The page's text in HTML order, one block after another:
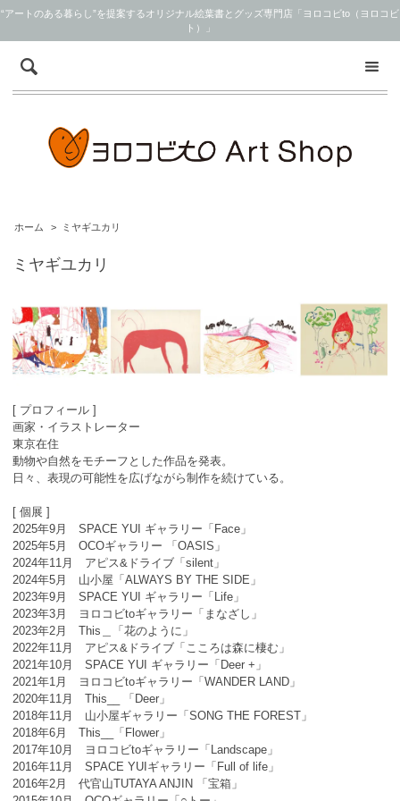
“アートのある暮らし”を提案するオリジナル絵葉書とグッズ専門店「ヨロコビto（ヨロコビ
ト）」
ホーム > ミヤギユカリ
ミヤギユカリ
[ プロフィール ]
画家・イラストレーター
東京在住
動物や自然をモチーフとした作品を発表。
日々、表現の可能性を広げながら制作を続けている。
[ 個展 ]
2025年9月 SPACE YUI ギャラリー「Face」
2025年5月 OCOギャラリー 「OASIS」
2024年11月 アピス&ドライブ「silent」
2024年5月 山小屋「ALWAYS BY THE SIDE」
2023年9月 SPACE YUI ギャラリー「Life」
2023年3月 ヨロコビtoギャラリー「まなざし」
2023年2月 This＿「花のように」
2022年11月 アピス&ドライブ「こころは森に棲む」
2021年10月 SPACE YUI ギャラリー「Deer +」
2021年1月 ヨロコビtoギャラリー「WANDER LAND」
2020年11月 This__ 「Deer」
2018年11月 山小屋ギャラリー「SONG THE FOREST」
2018年6月 This__「Flower」
2017年10月 ヨロコビtoギャラリー「Landscape」
2016年11月 SPACE YUIギャラリー「Full of life」
2016年2月 代官山TUTAYA ANJIN 「宝箱」